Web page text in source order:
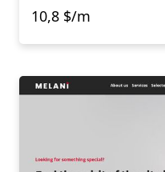
10,8 $/m